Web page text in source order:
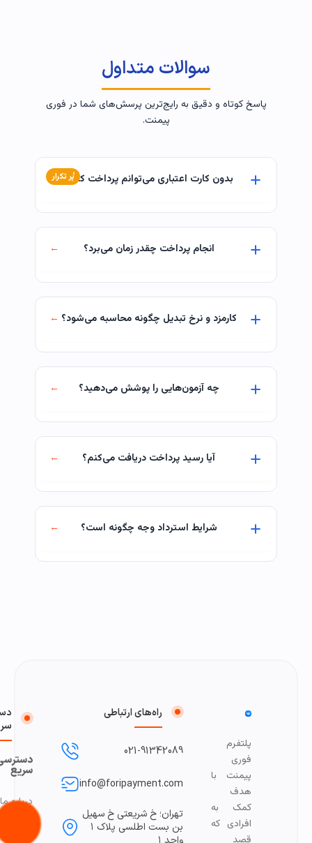
سوالات متداول
پاسخ کوتاه و دقیق به رایج‌ترین پرسش‌های شما در فوری
پیمنت.
بدون کارت اعتباری می‌توانم پرداخت کنم؟پُر تکرار
انجام پرداخت چقدر زمان می‌برد؟
کارمزد و نرخ تبدیل چگونه محاسبه می‌شود؟
چه آزمون‌هایی را پوشش می‌دهید؟
آیا رسید پرداخت دریافت می‌کنم؟
شرایط استرداد وجه چگونه است؟
پلتفرم
فوری
پیمنت با
هدف
کمک به
افرادی که
راه‌های ارتباطی
021-91342089
info@foripayment.com
تهران؛ خ شریعتی خ سهیل
بن بست اطلسی پلاک ۱
سریع
درباره ما